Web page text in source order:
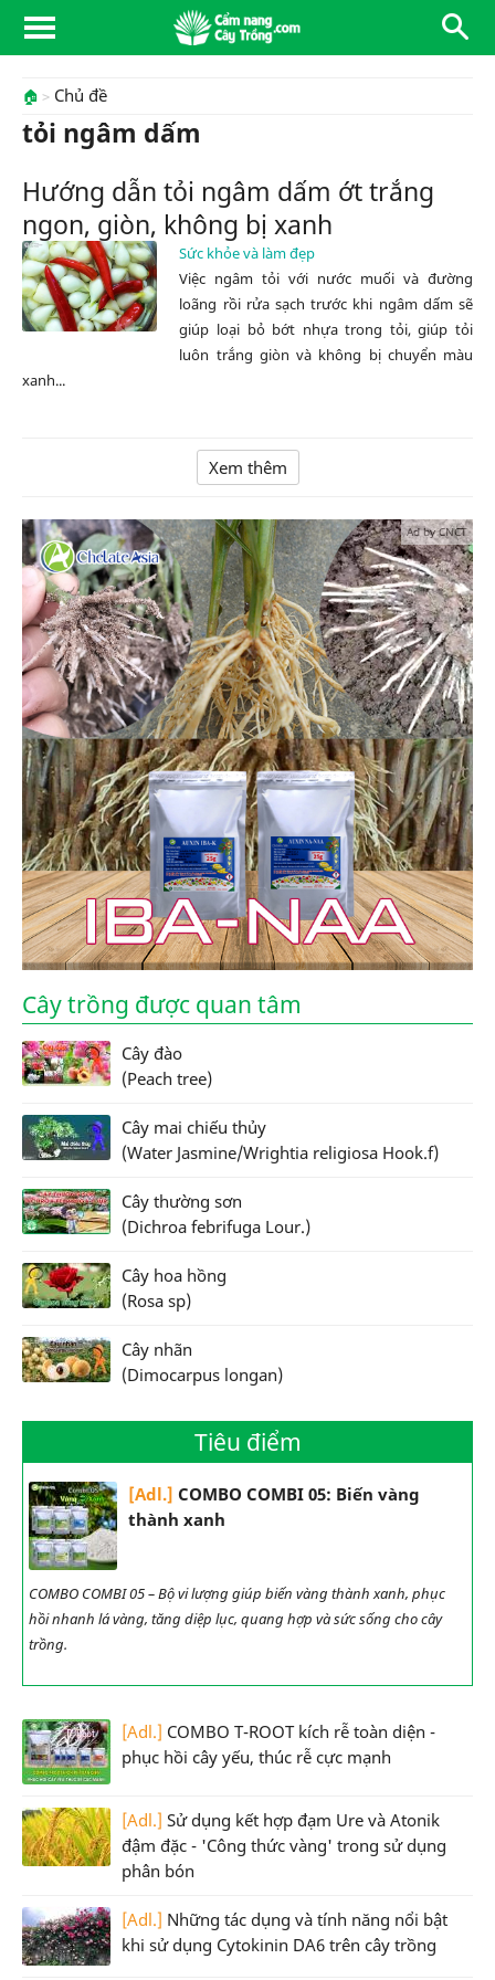
🏠 Chủ đề
tỏi ngâm dấm
Hướng dẫn tỏi ngâm dấm ớt trắng
ngon, giòn, không bị xanh
Sức khỏe và làm đẹp
Việc ngâm tỏi với nước muối và đường
loãng rồi rửa sạch trước khi ngâm dấm sẽ
giúp loại bỏ bớt nhựa trong tỏi, giúp tỏi
luôn trắng giòn và không bị chuyển màu
xanh...
Xem thêm
Ad by CNCT
Cây trồng được quan tâm
Cây đào
(Peach tree)
Cây mai chiếu thủy
(Water Jasmine/Wrightia religiosa Hook.f)
Cây thường sơn
(Dichroa febrifuga Lour.)
Cây hoa hồng
(Rosa sp)
Cây nhãn
(Dimocarpus longan)
Tiêu điểm
[Adl.] COMBO COMBI 05: Biến vàng
thành xanh
COMBO COMBI 05 – Bộ vi lượng giúp biến vàng thành xanh, phục
hồi nhanh lá vàng, tăng diệp lục, quang hợp và sức sống cho cây
trồng.
[Adl.] COMBO T-ROOT kích rễ toàn diện -
phục hồi cây yếu, thúc rễ cực mạnh
[Adl.] Sử dụng kết hợp đạm Ure và Atonik
đậm đặc - 'Công thức vàng' trong sử dụng
phân bón
[Adl.] Những tác dụng và tính năng nổi bật
khi sử dụng Cytokinin DA6 trên cây trồng